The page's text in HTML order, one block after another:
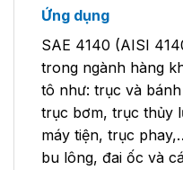
Ứng dụng
SAE 4140 (AISI
trong ngành hàng
tô như: trục và
trục bơm, trục thủy
máy tiện, trục
bu lông, đai ốc và